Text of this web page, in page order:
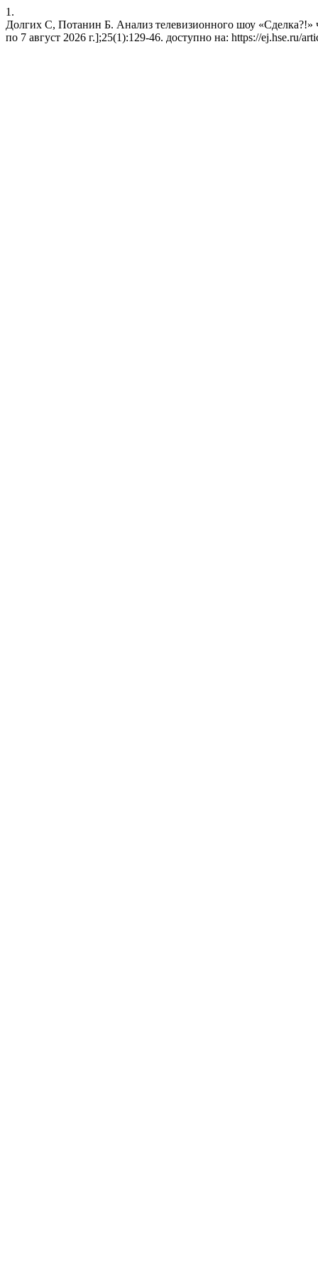
1.
Долгих С, Потанин Б. Анализ телевизионного шоу «Сделка?!»
по 7 август 2026 г.];25(1):129-46. доступно на: https://ej.hse.ru/